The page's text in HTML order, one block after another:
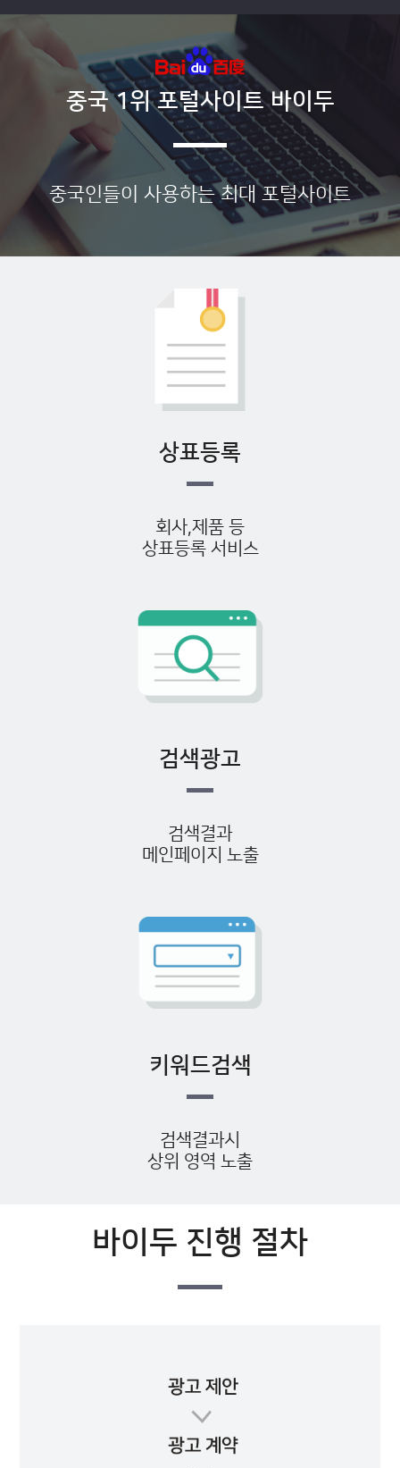
중국 1위 포털사이트 바이두
중국인들이 사용하는 최대 포털사이트
상표등록
회사,제품 등
상표등록 서비스
검색광고
검색결과
메인페이지 노출
키워드검색
검색결과시
상위 영역 노출
바이두 진행 절차